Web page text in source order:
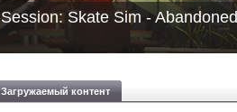
Session: Skate Sim -
Загружаемый контент